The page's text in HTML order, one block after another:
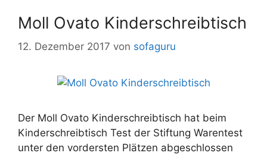
Moll Ovato Kinderschreibtisch
12. Dezember 2017 von sofaguru
Der Moll Ovato Kinderschreibtisch hat beim
Kinderschreibtisch Test der Stiftung Warentest
unter den vordersten Plätzen abgeschlossen